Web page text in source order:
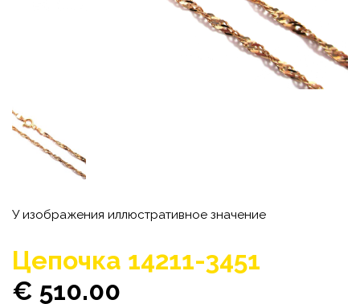
У изображения иллюстративное значение
Цепочка 14211-3451
€ 510.00